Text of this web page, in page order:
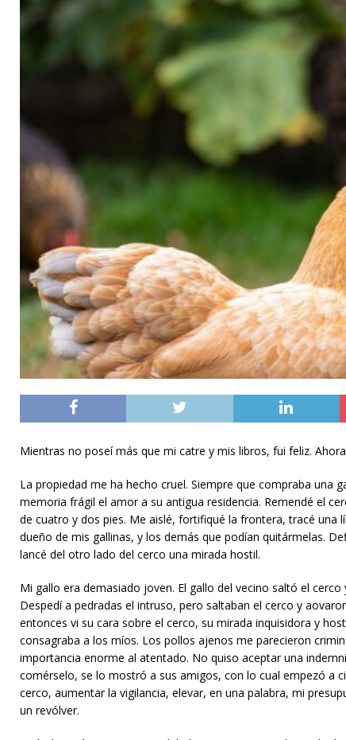
Mientras no poseí más que mi catre y mis libros, fui feliz.
La propiedad me ha hecho cruel. Siempre que compraba una
memoria frágil el amor a su antigua residencia. Remendé el
de cuatro y dos pies. Me aislé, fortifiqué la frontera, tracé una
dueño de mis gallinas, y los demás que podían quitármelas.
lancé del otro lado del cerco una mirada hostil.
Mi gallo era demasiado joven. El gallo del vecino saltó el
Despedí a pedradas el intruso, pero saltaban el cerco y
entonces vi su cara sobre el cerco, su mirada inquisidora y
consagraba a los míos. Los pollos ajenos me parecieron
importancia enorme al atentado. No quiso aceptar una
comérselo, se lo mostró a sus amigos, con lo cual empezó a
cerco, aumentar la vigilancia, elevar, en una palabra, mi
un revólver.